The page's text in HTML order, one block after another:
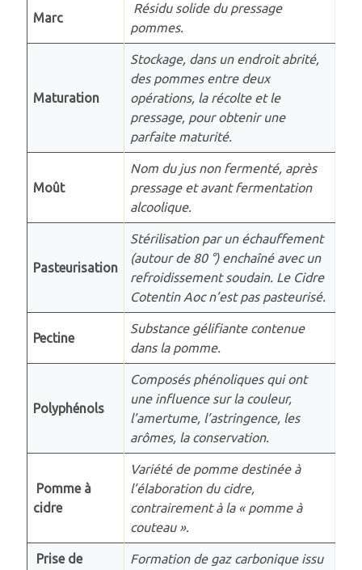
Marc
Résidu solide du pressage
pommes.
Maturation
Stockage, dans un endroit abrité,
des pommes entre deux
opérations, la récolte et le
pressage, pour obtenir une
parfaite maturité.
Moût
Nom du jus non fermenté, après
pressage et avant fermentation
alcoolique.
Pasteurisation
Stérilisation par un échauffement
(autour de 80 °) enchaîné avec un
refroidissement soudain. Le Cidre
Cotentin Aoc n’est pas pasteurisé.
Pectine
Substance gélifiante contenue
dans la pomme.
Polyphénols
Composés phénoliques qui ont
une influence sur la couleur,
l’amertume, l’astringence, les
arômes, la conservation.
Pomme à
cidre
Variété de pomme destinée à
l’élaboration du cidre,
contrairement à la « pomme à
couteau ».
Prise de
Formation de gaz carbonique issu